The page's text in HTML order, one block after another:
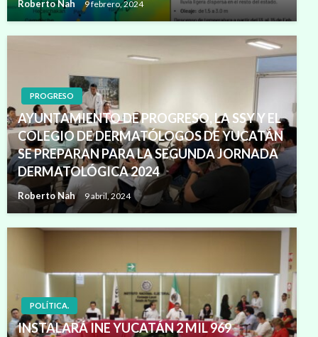
Roberto Nah 9 febrero, 2024
PROGRESO
AYUNTAMIENTO DE PROGRESO, LA SSY Y EL
COLEGIO DE DERMATÓLOGOS DE YUCATÁN
SE PREPARAN PARA LA SEGUNDA JORNADA
DERMATOLÓGICA 2024
Roberto Nah 9 abril, 2024
POLÍTICA.
INSTALARÁ INE YUCATÁN 2 MIL 969